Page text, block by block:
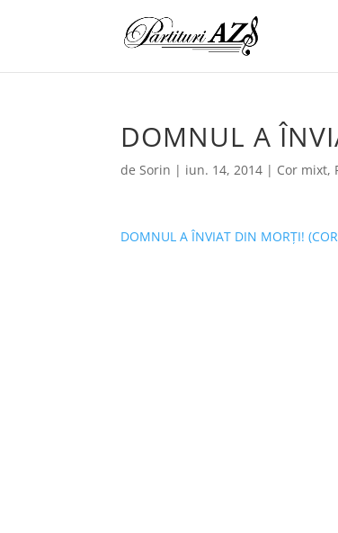
DOMNUL A
deSorin | iun. 14, 2014 | Cor mixt,
DOMNUL A ÎNVIAT DIN MORȚI!